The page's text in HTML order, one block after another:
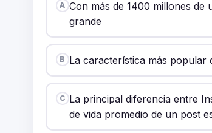
A Con más de 1400 millones de
grande
B La característica más popular
C La principal diferencia entre
de vida promedio de un post